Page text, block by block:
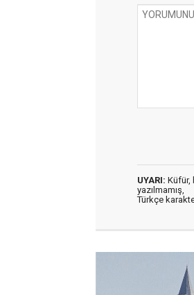
UYARI: Küfür,
yazılmamış,
Türkçe